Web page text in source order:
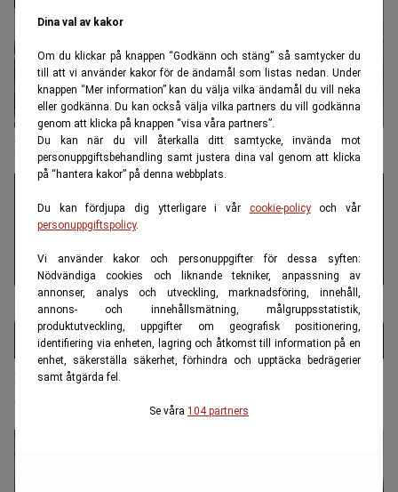
Dina val av kakor
Om du klickar på knappen “Godkänn och stäng” så samtycker du
till att vi använder kakor för de ändamål som listas nedan. Under
knappen “Mer information” kan du välja vilka ändamål du vill neka
eller godkänna. Du kan också välja vilka partners du vill godkänna
genom att klicka på knappen “visa våra partners”.
Du kan när du vill återkalla ditt samtycke, invända mot
personuppgiftsbehandling samt justera dina val genom att klicka
på “hantera kakor” på denna webbplats.
Du kan fördjupa dig ytterligare i vår cookie-policyoch vår
personuppgiftspolicy.
Vi använder kakor och personuppgifter för dessa syften:
Nödvändiga cookies och liknande tekniker, anpassning av
annonser, analys och utveckling, marknadsföring, innehåll,
annons- och innehållsmätning, målgruppsstatistik,
produktutveckling, uppgifter om geografisk positionering,
identifiering via enheten, lagring och åtkomst till information på en
enhet, säkerställa säkerhet, förhindra och upptäcka bedrägerier
samt åtgärda fel.
Se våra 104 partners
Kommunal: Pensionen räcker inte trots långt yrkesliv
Regeringen tillsätter utredning för att stoppa
välfärdsbrott